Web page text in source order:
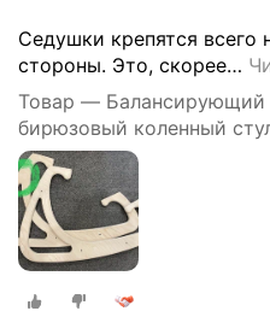
Седушки крепятся всего
стороны. Это, скорее…
Товар — Балансирующий
бирюзовый коленный
взрослых